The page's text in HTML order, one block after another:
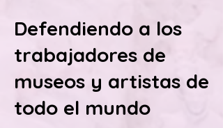
Defendiendo a los
trabajadores de
museos y artistas de
todo el mundo